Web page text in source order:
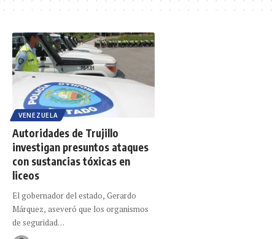
VENEZUELA
Autoridades de Trujillo
investigan presuntos ataques
con sustancias tóxicas en
liceos
El gobernador del estado, Gerardo
Márquez, aseveró que los organismos
de seguridad…